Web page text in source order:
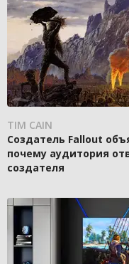
TIM CAIN
Создатель Fallout
почему аудитория
создателя